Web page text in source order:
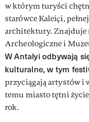
w którym turyści
starówce Kaleiçi,
architektury. Znajduje
Archeologiczne i
W Antalyi odbywają
kulturalne, w tym
przyciągają artystów i
temu miasto tętni
rok.